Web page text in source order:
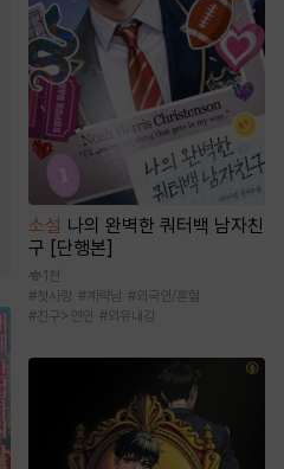
소설 나의 완벽한 쿼터백 남자친
구 [단행본]
1천
#첫사랑 #계략남 #외국인/혼혈
#친구>연인 #외유내강